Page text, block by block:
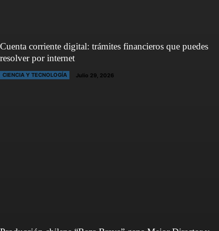
Cuenta corriente digital: trámites financieros que puedes
resolver por internet
CIENCIA Y TECNOLOGÍA Julio 29, 2026